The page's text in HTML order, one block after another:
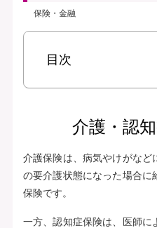
保険・金融
目次
介護・認
介護保険は、病気やけがなど
の要介護状態になった場合に
保険です。
一方、認知症保険は、医師に